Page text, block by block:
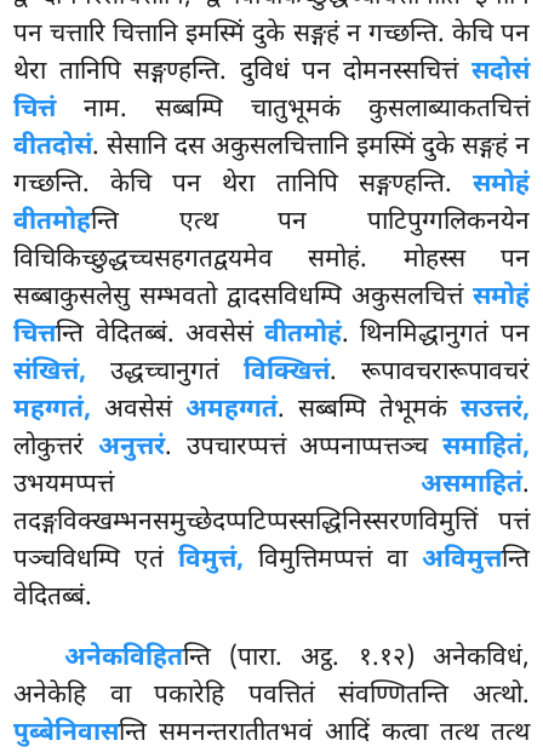
पन चत्तारि चित्तानि इमस्मिं दुके सङ्गहं न गच्छन्ति. केचि पन
थेरा तानिपि सङ्गण्हन्ति. दुविधं पन दोमनस्सचित्तं सदोसं
चित्तंनाम. सब्बम्पि चातुभूमकं कुसलाब्याकतचित्तं
वीतदोसं. सेसानि दस अकुसलचित्तानि इमस्मिं दुके सङ्गहं न
गच्छन्ति. केचि पन थेरा तानिपि सङ्गण्हन्ति. समोहं
वीतमोहन्ति एत्थ पन पाटिपुग्गलिकनयेन
विचिकिच्छुद्धच्चसहगतद्वयमेव समोहं. मोहस्स पन
सब्बाकुसलेसु सम्भवतो द्वादसविधम्पि अकुसलचित्तं समोहं
चित्तन्ति वेदितब्बं. अवसेसंवीतमोहं. थिनमिद्धानुगतं पन
संखित्तं, उद्धच्चानुगतं विक्खित्तं. रूपावचरारूपावचरं
महग्गतं, अवसेसंअमहग्गतं. सब्बम्पि तेभूमकं सउत्तरं,
लोकुत्तरं अनुत्तरं. उपचारप्पत्तं अप्पनाप्पत्तञ्च समाहितं,
उभयमप्पत्तं असमाहितं.
तदङ्गविक्खम्भनसमुच्छेदप्पटिप्पस्सद्धिनिस्सरणविमुत्तिं पत्तं
पञ्चविधम्पि एतंविमुत्तं, विमुत्तिमप्पत्तं वा अविमुत्तन्ति
वेदितब्बं.
अनेकविहितन्ति (पारा. अट्ठ. १.१२) अनेकविधं,
अनेकेहि वा पकारेहि पवत्तितं संवण्णितन्ति अत्थो.
पुब्बेनिवासन्ति समनन्तरातीतभवं आदिं कत्वा तत्थ तत्थ